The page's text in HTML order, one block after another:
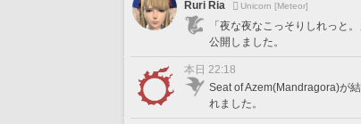
Ruri Ria
Unicorn [Meteor]
「夜な夜なこっそりしれっと
公開しました。
本日 22:18
Seat of Azem(Mandragora)が
れました。